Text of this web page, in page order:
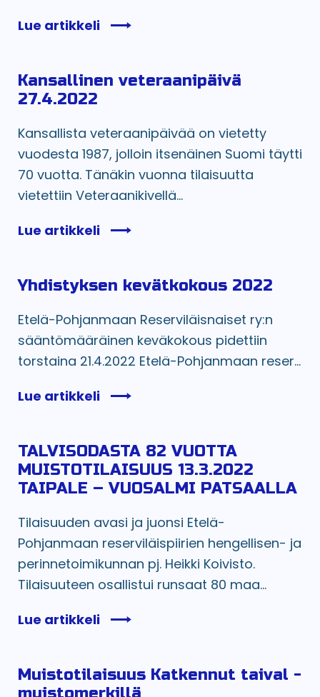
Lue artikkeli
Kansallinen veteraanipäivä
27.4.2022
Kansallista veteraanipäivää on vietetty
vuodesta 1987, jolloin itsenäinen Suomi täytti
70 vuotta. Tänäkin vuonna tilaisuutta
vietettiin Veteraanikivellä...
Lue artikkeli
Yhdistyksen kevätkokous 2022
Etelä-Pohjanmaan Reserviläisnaiset ry:n
sääntömääräinen keväkokous pidettiin
torstaina 21.4.2022 Etelä-Pohjanmaan reser...
Lue artikkeli
TALVISODASTA 82 VUOTTA
MUISTOTILAISUUS 13.3.2022
TAIPALE – VUOSALMI PATSAALLA
Tilaisuuden avasi ja juonsi Etelä-
Pohjanmaan reserviläispiirien hengellisen- ja
perinnetoimikunnan pj. Heikki Koivisto.
Tilaisuuteen osallistui runsaat 80 maa...
Lue artikkeli
Muistotilaisuus Katkennut taival -